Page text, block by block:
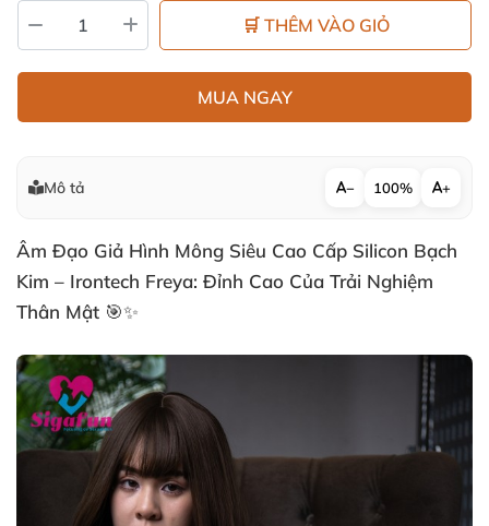
🛒 THÊM VÀO GIỎ
MUA NGAY
Mô tả − 100% +
Âm Đạo Giả Hình Mông Siêu Cao Cấp Silicon Bạch
Kim – Irontech Freya: Đỉnh Cao Của Trải Nghiệm
Thân Mật 🎯✨